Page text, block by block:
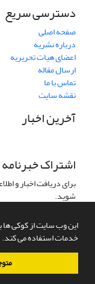
این وب سایت از کوکی ها
خدمات استفاده می کند.
دسترسی سریع
صفحه اصلی
درباره نشریه
اعضای هیات تحریریه
ارسال مقاله
تماس با ما
نقشه سایت
آخرین اخبار
اشتراک خبرنامه
برای دریافت اخبار و
شوید.
سامانه مدیریت